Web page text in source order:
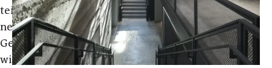
teils
neuen
Gebäuden
wird